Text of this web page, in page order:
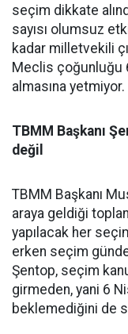
seçim dikkate
sayısı olumsuz
kadar milletvekili
Meclis çoğunluğu
almasına yetmiyor.
TBMM Başkanı
değil
TBMM Başkanı
araya geldiği
yapılacak her
erken seçim
Şentop, seçim
girmeden, yani 6
beklemediğini de